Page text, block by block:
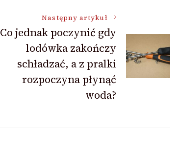
Następny artykuł
Co jednak poczynić gdy
lodówka zakończy
schładzać, a z pralki
rozpoczyna płynąć
woda?